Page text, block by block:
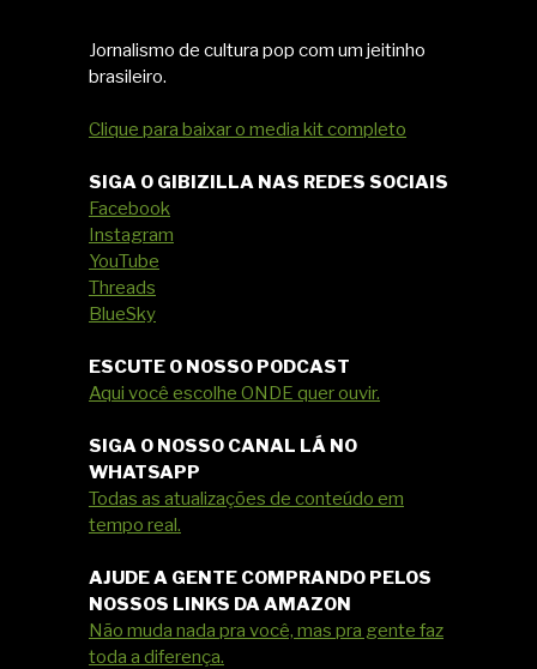
Jornalismo de cultura pop com um jeitinho
brasileiro.
Clique para baixar o media kit completo
SIGA O GIBIZILLA NAS REDES SOCIAIS
Facebook
Instagram
YouTube
Threads
BlueSky
ESCUTE O NOSSO PODCAST
Aqui você escolhe ONDE quer ouvir.
SIGA O NOSSO CANAL LÁ NO
WHATSAPP
Todas as atualizações de conteúdo em
tempo real.
AJUDE A GENTE COMPRANDO PELOS
NOSSOS LINKS DA AMAZON
Não muda nada pra você, mas pra gente faz
toda a diferença.